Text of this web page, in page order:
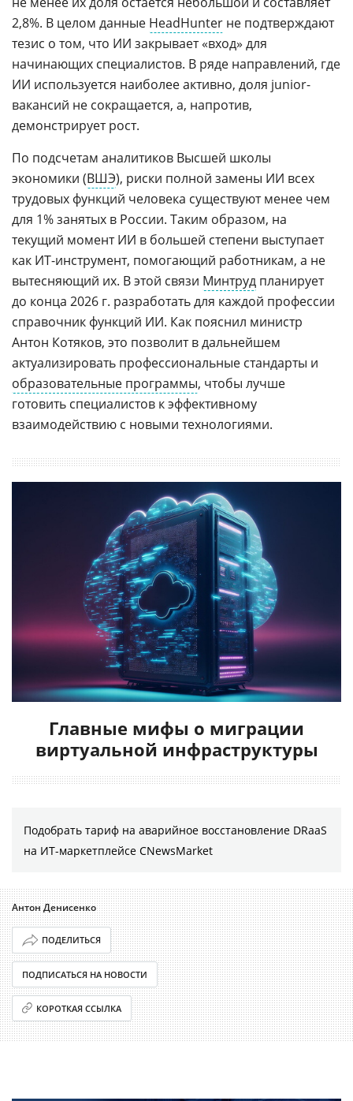
2,8%. В целом данные HeadHunter не подтверждают
тезис о том, что ИИ закрывает «вход» для
начинающих специалистов. В ряде направлений, где
ИИ используется наиболее активно, доля junior-
вакансий не сокращается, а, напротив,
демонстрирует рост.
По подсчетам аналитиков Высшей школы
экономики (ВШЭ), риски полной замены ИИ всех
трудовых функций человека существуют менее чем
для 1% занятых в России. Таким образом, на
текущий момент ИИ в большей степени выступает
как ИТ-инструмент, помогающий работникам, а не
вытесняющий их. В этой связи Минтруд планирует
до конца 2026 г. разработать для каждой профессии
справочник функций ИИ. Как пояснил министр
Антон Котяков, это позволит в дальнейшем
актуализировать профессиональные стандарты и
образовательные программы, чтобы лучше
готовить специалистов к эффективному
взаимодействию с новыми технологиями.
Главные мифы о миграции
виртуальной инфраструктуры
Подобрать тариф на аварийное восстановление DRaaS
на ИТ-маркетплейсе CNewsMarket
Антон Денисенко
ПОДЕЛИТЬСЯ
ПОДПИСАТЬСЯ НА НОВОСТИ
КОРОТКАЯ ССЫЛКА